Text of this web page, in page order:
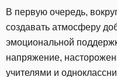
В первую очередь,
создавать атмосферу
эмоциональной
напряжение,
учителями и